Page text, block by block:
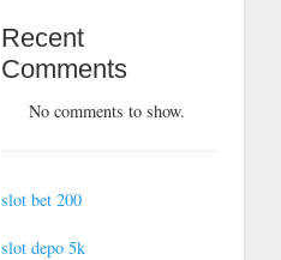
Recent
Comments
No comments to show.
slot bet 200
slot depo 5k